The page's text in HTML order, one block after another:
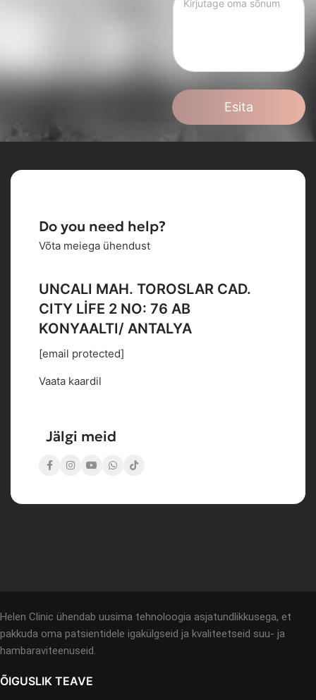
Esita
Do you need help?
Võta meiega ühendust
UNCALI MAH. TOROSLAR CAD.
CITY LİFE 2 NO: 76 AB
KONYAALTI/ ANTALYA
[email protected]
Vaata kaardil
Jälgi meid
Helen Clinic ühendab uusima tehnoloogia asjatundlikkusega, et
pakkuda oma patsientidele igakülgseid ja kvaliteetseid suu- ja
hambaraviteenuseid.
ÕIGUSLIK TEAVE